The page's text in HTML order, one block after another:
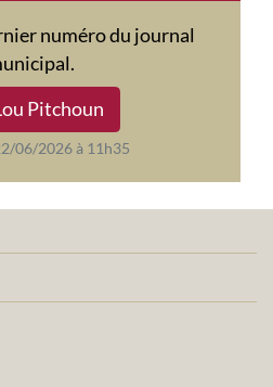
numéro du journal
Pitchoun
06/2026 à 11h35